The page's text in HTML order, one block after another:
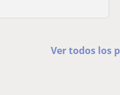
Ver todos los